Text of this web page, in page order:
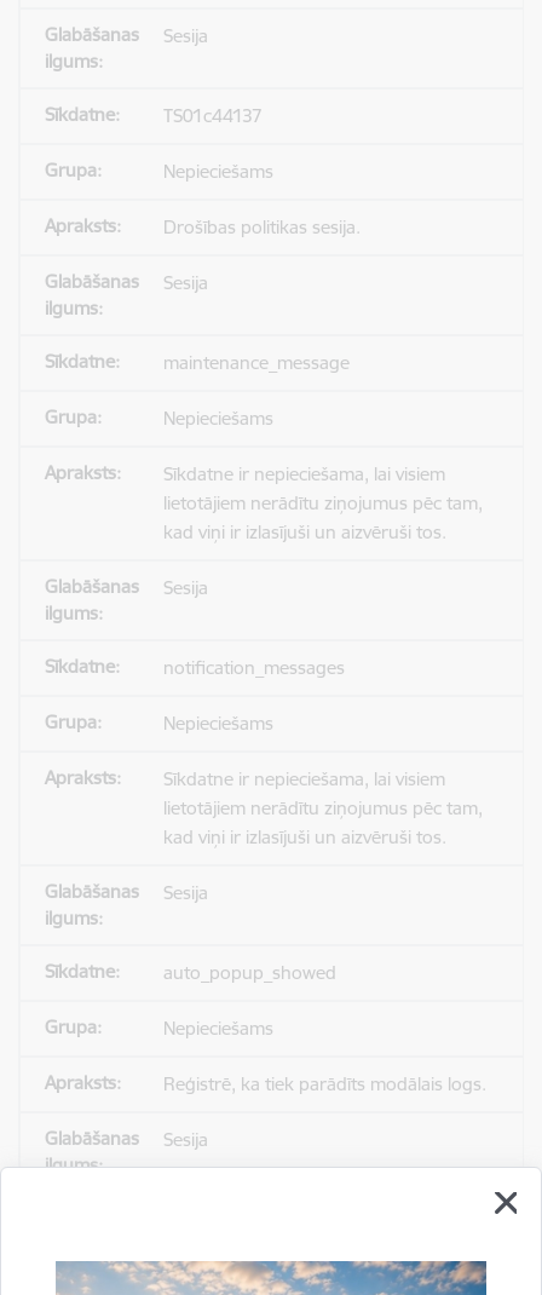
Sesija
TS01c44137
Nepieciešams
Drošības politikas sesija.
Sesija
maintenance_message
Nepieciešams
Sīkdatne ir nepieciešama, lai visiem
lietotājiem nerādītu ziņojumus pēc tam,
kad viņi ir izlasījuši un aizvēruši tos.
Sesija
notification_messages
Nepieciešams
Sīkdatne ir nepieciešama, lai visiem
lietotājiem nerādītu ziņojumus pēc tam,
kad viņi ir izlasījuši un aizvēruši tos.
Sesija
auto_popup_showed
Nepieciešams
Reģistrē, ka tiek parādīts modālais logs.
Sesija
Statistikas sīkdatnes (nepieciešamas, lai